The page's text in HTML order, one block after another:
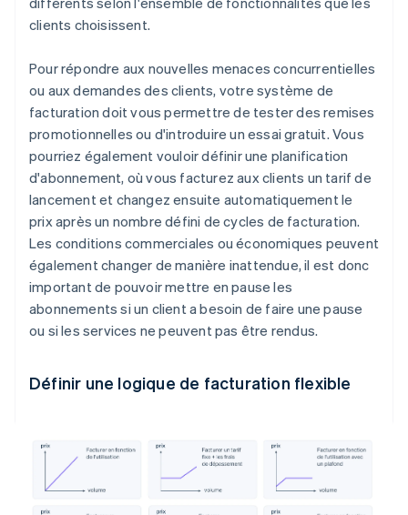
clients choisissent.
Pour répondre aux nouvelles menaces concurrentielles
ou aux demandes des clients, votre système de
facturation doit vous permettre de tester des remises
promotionnelles ou d'introduire un essai gratuit. Vous
pourriez également vouloir définir une planification
d'abonnement, où vous facturez aux clients un tarif de
lancement et changez ensuite automatiquement le
prix après un nombre défini de cycles de facturation.
Les conditions commerciales ou économiques peuvent
également changer de manière inattendue, il est donc
important de pouvoir mettre en pause les
abonnements si un client a besoin de faire une pause
ou si les services ne peuvent pas être rendus.
Définir une logique de facturation flexible